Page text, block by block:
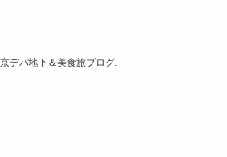
デパ地下＆美食旅ブログ.